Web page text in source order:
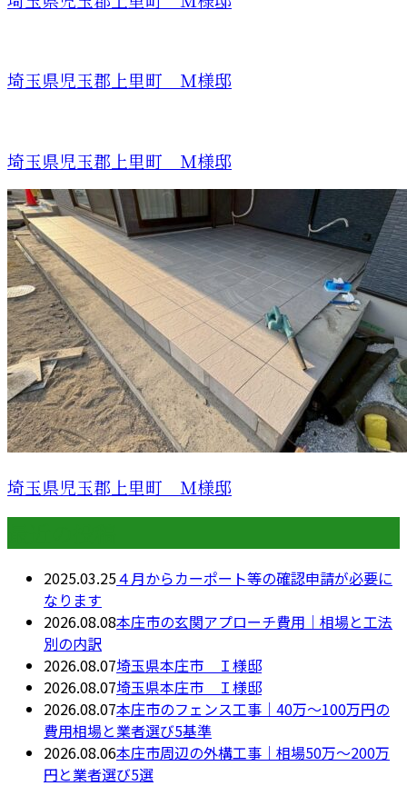
埼玉県児玉郡上里町 Ｍ様邸
埼玉県児玉郡上里町 Ｍ様邸
埼玉県児玉郡上里町 Ｍ様邸
2025.03.25４月からカーポート等の確認申請が必要に
なります
2026.08.08本庄市の玄関アプローチ費用｜相場と工法
別の内訳
2026.08.07埼玉県本庄市 Ｉ様邸
2026.08.07埼玉県本庄市 Ｉ様邸
2026.08.07本庄市のフェンス工事｜40万〜100万円の
費用相場と業者選び5基準
2026.08.06本庄市周辺の外構工事｜相場50万〜200万
円と業者選び5選